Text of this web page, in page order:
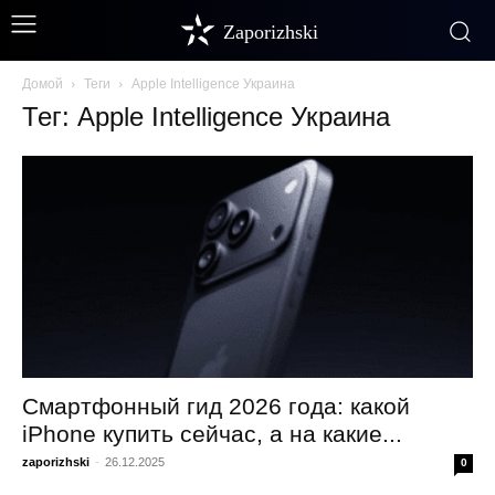
Zaporizhski
Домой Теги Apple Intelligence Украина
Тег: Apple Intelligence Украина
Смартфонный гид 2026 года: какой
iPhone купить сейчас, а на какие...
zaporizhski - 26.12.2025 0